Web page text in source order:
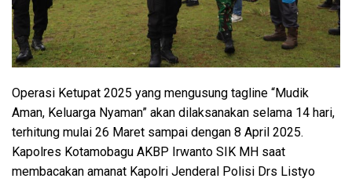
Operasi Ketupat 2025 yang mengusung tagline “Mudik
Aman, Keluarga Nyaman” akan dilaksanakan selama 14 hari,
terhitung mulai 26 Maret sampai dengan 8 April 2025.
Kapolres Kotamobagu AKBP Irwanto SIK MH saat
membacakan amanat Kapolri Jenderal Polisi Drs Listyo